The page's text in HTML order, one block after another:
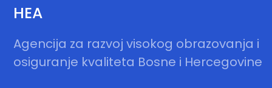
HEA
Agencija za razvoj visokog obrazovanja i
osiguranje kvaliteta Bosne i Hercegovine